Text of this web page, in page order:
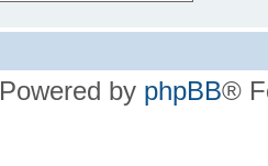
Powered by phpBB®